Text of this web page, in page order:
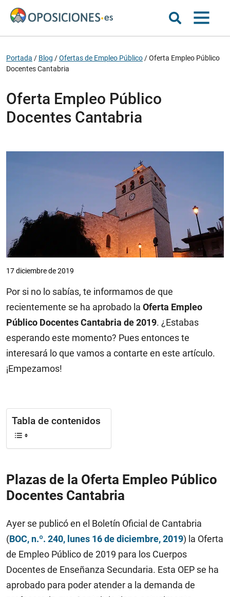
Portada / Blog /Ofertas de Empleo Público /Oferta Empleo Público
Docentes Cantabria
Oferta Empleo Público
Docentes Cantabria
17 diciembre de 2019
Por si no lo sabías, te informamos de que
recientemente se ha aprobado la Oferta Empleo
Público Docentes Cantabria de 2019. ¿Estabas
esperando este momento? Pues entonces te
interesará lo que vamos a contarte en este artículo.
¡Empezamos!
Tabla de contenidos
Plazas de la Oferta Empleo Público
Docentes Cantabria
Ayer se publicó en el Boletín Oficial de Cantabria
(BOC, n.º. 240, lunes 16 de diciembre, 2019) la Oferta
de Empleo Público de 2019 para los Cuerpos
Docentes de Enseñanza Secundaria. Esta OEP se ha
aprobado para poder atender a la demanda de